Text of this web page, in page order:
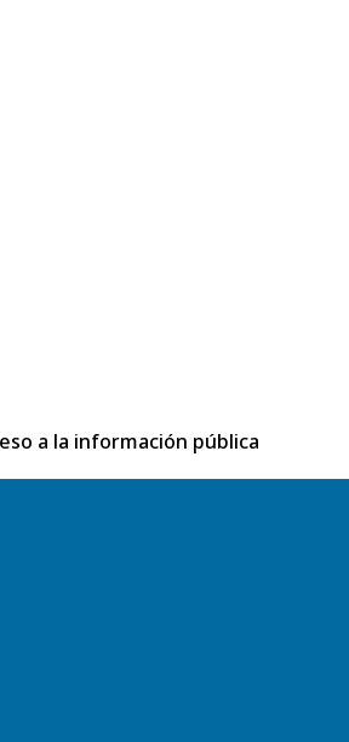
a la información pública